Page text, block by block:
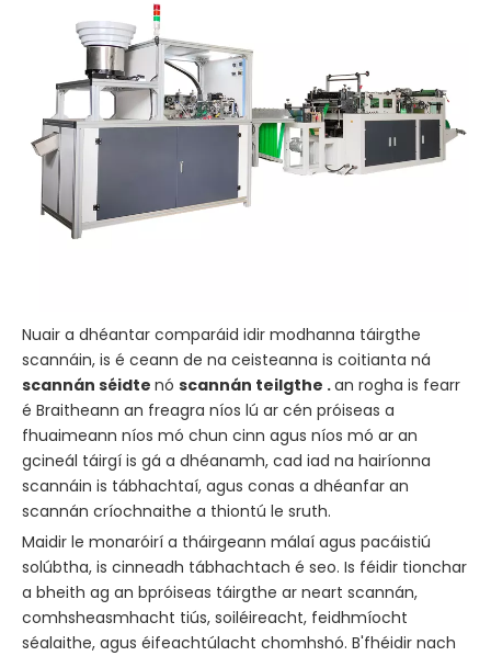
Nuair a dhéantar comparáid idir modhanna táirgthe
scannáin, is é ceann de na ceisteanna is coitianta ná
scannán séidte nó scannán teilgthe .an rogha is fearr
é Braitheann an freagra níos lú ar cén próiseas a
fhuaimeann níos mó chun cinn agus níos mó ar an
gcineál táirgí is gá a dhéanamh, cad iad na hairíonna
scannáin is tábhachtaí, agus conas a dhéanfar an
scannán críochnaithe a thiontú le sruth.
Maidir le monaróirí a tháirgeann málaí agus pacáistiú
solúbtha, is cinneadh tábhachtach é seo. Is féidir tionchar
a bheith ag an bpróiseas táirgthe ar neart scannán,
comhsheasmhacht tiús, soiléireacht, feidhmíocht
séalaithe, agus éifeachtúlacht chomhshó. B'fhéidir nach